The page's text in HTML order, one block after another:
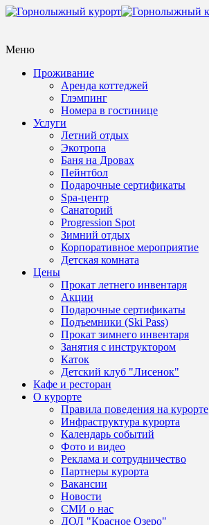
Меню
Проживание
Аренда коттеджей
Глэмпинг
Номера в гостинице
Услуги
Летний отдых
Экотропа
Баня на Дровах
Пейнтбол
Подарочные сертификаты
Spa-центр
Санаторий
Progression Spot
Зимний отдых
Корпоративное мероприятие
Детская комната
Цены
Прокат летнего инвентаря
Акции
Подарочные сертификаты
Подъемники (Ski Pass)
Прокат зимнего инвентаря
Занятия с инструктором
Каток
Детский клуб "Лисенок"
Кафе и ресторан
О курорте
Правила поведения на курорте
Инфраструктура курорта
Календарь событий
Фото и видео
Реклама и сотрудничество
Партнеры курорта
Вакансии
Новости
СМИ о нас
ДОЛ "Красное Озеро"